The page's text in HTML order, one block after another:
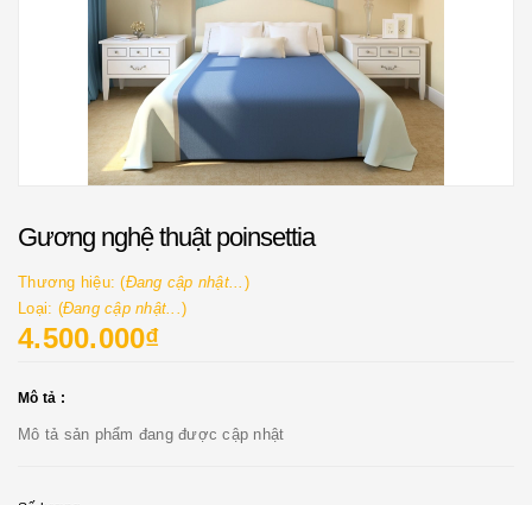
Gương nghệ thuật poinsettia
Thương hiệu: (Đang cập nhật... )
Loại: (Đang cập nhật...)
4.500.000₫
Mô tả :
Mô tả sản phẩm đang được cập nhật